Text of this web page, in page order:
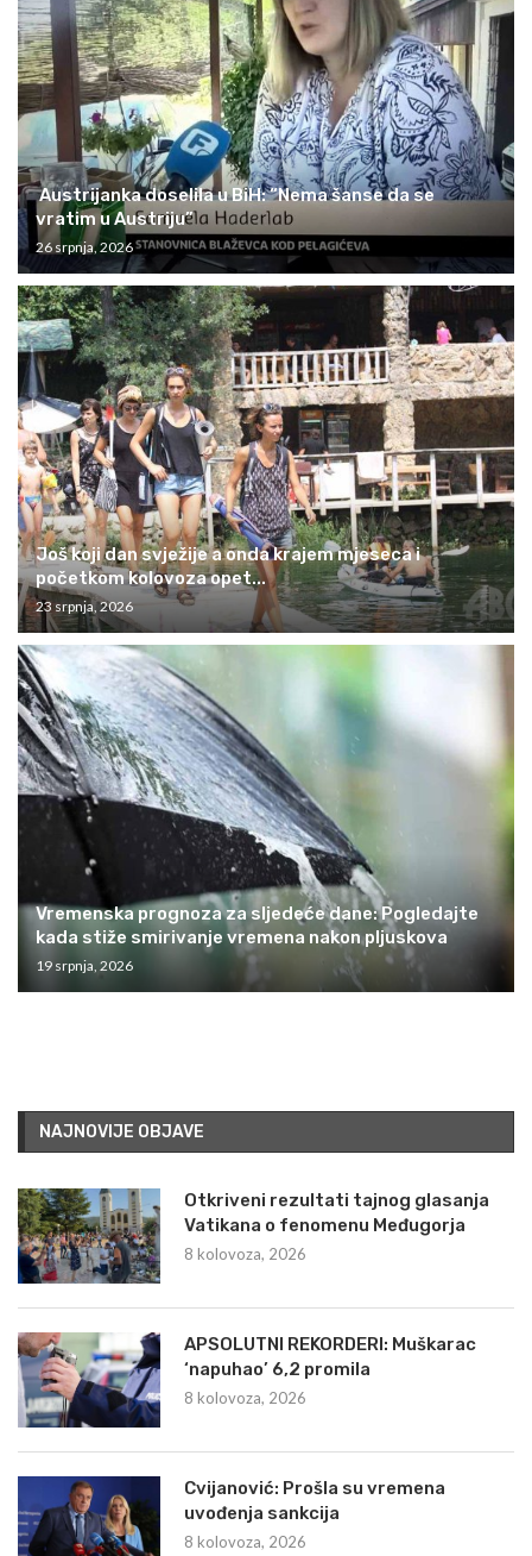
Austrijanka doselila u BiH: “Nema šanse da se
vratim u Austriju”
26 srpnja, 2026
Još koji dan svježije a onda krajem mjeseca i
početkom kolovoza opet...
23 srpnja, 2026
Vremenska prognoza za sljedeće dane: Pogledajte
kada stiže smirivanje vremena nakon pljuskova
19 srpnja, 2026
NAJNOVIJE OBJAVE
Otkriveni rezultati tajnog glasanja
Vatikana o fenomenu Međugorja
8 kolovoza, 2026
APSOLUTNI REKORDERI: Muškarac
‘napuhao’ 6,2 promila
8 kolovoza, 2026
Cvijanović: Prošla su vremena
uvođenja sankcija
8 kolovoza, 2026